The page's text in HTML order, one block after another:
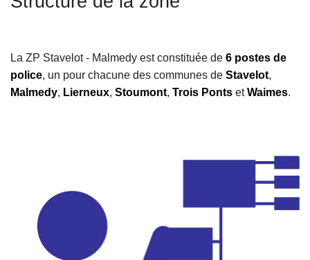
La ZP Stavelot - Malmedy est constituée de 6 postes de
police, un pour chacune des communes de Stavelot,
Malmedy, Lierneux, Stoumont, Trois Ponts etWaimes.